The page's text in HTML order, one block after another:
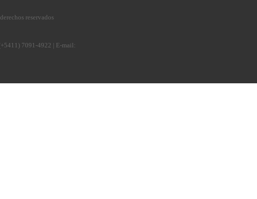
reservados
7091-4922 | E-mail: